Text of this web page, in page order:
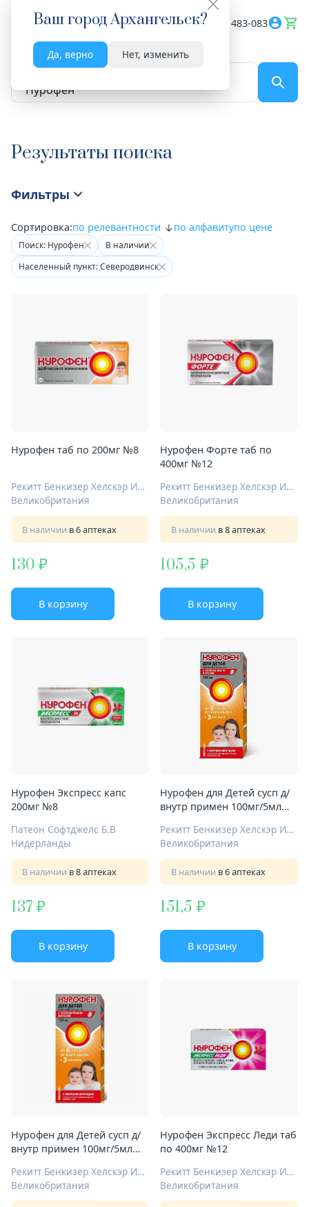
Ваш городАрхангельск?
Да, верно Нет, изменить
Весь сайт 8182 483-083
Результаты поиска
Фильтры
Сортировка:по релевантности по алфавитупо цене
Поиск: Нурофен
В наличии
Населенный пункт: Северодвинск
Нурофен таб по 200мг №8
Рекитт Бенкизер Хелскэр Интернешнл Лтд
Великобритания
В наличии в 6 аптеках
130
В корзину
Нурофен Форте таб по
400мг №12
Рекитт Бенкизер Хелскэр Интернешнл Лтд
Великобритания
В наличии в 8 аптеках
105,5
В корзину
Нурофен Экспресс капс
200мг №8
Патеон Софтджелс Б.В
Нидерланды
В наличии в 8 аптеках
137
В корзину
Нурофен для Детей сусп д/
внутр примен 100мг/5мл
Рекитт Бенкизер Хелскэр Интернешнл Лтд
Великобритания
В наличии в 6 аптеках
151,5
В корзину
Нурофен для Детей сусп д/
внутр примен 100мг/5мл
Рекитт Бенкизер Хелскэр Интернешнл Лтд
Великобритания
Нурофен Экспресс Леди таб
по 400мг №12
Рекитт Бенкизер Хелскэр Интернешнл Лтд
Великобритания